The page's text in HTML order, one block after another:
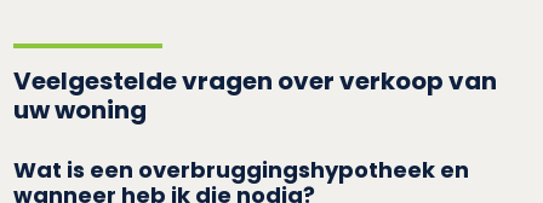
Veelgestelde vragen over verkoop van
uw woning
Wat is een overbruggingshypotheek en
wanneer heb ik die nodig?